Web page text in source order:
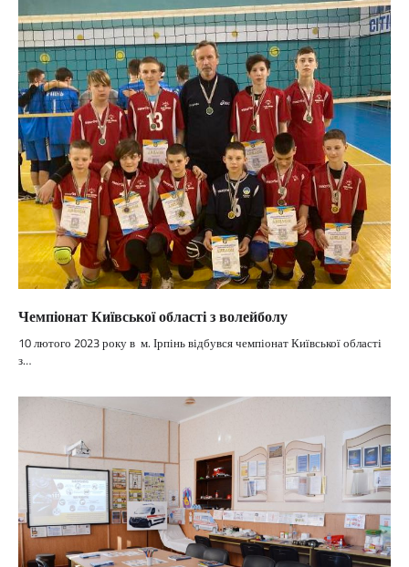
Чемпіонат Київської області з волейболу
10 лютого 2023 року в м. Ірпінь відбувся чемпіонат Київської області
з…